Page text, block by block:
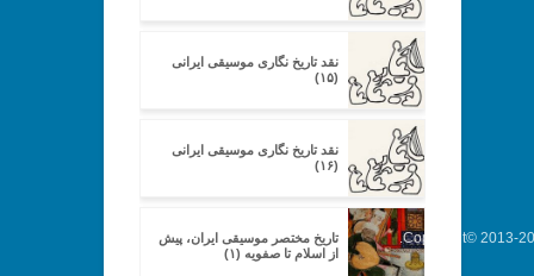
نقد تاریخ نگاری موسیقی ایرانی
(۱۵)
نقد تاریخ نگاری موسیقی ایرانی
(۱۶)
تاریخ مختصر موسیقی ایران، پیش
از اسلام تا صفویه (۱)
Copyright© 2013-